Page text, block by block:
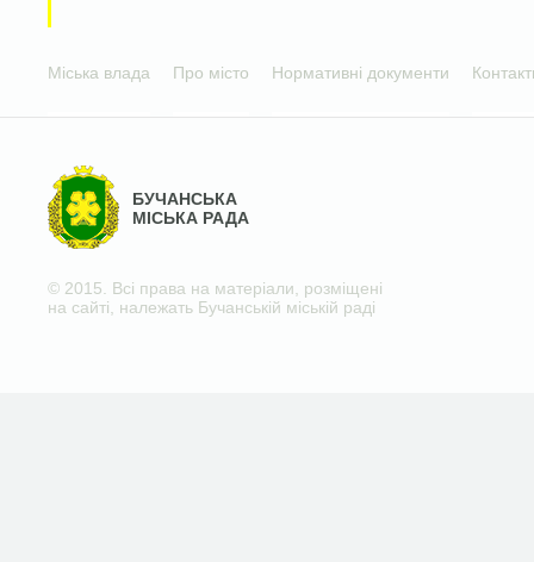
Міська влада Про місто Нормативні документи
БУЧАНСЬКА
МІСЬКА РАДА
© 2015. Всі права на матеріали, розміщені
на сайті, належать Бучанській міській раді